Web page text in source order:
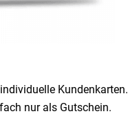
Kundenkarten.
nur als Gutschein.